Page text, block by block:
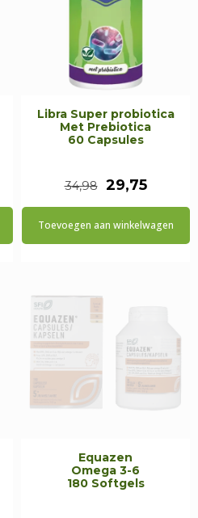
Libra Super probiotica
Met Prebiotica
60 Capsules
34,98
prijs
29,75
prijs
is:
Toevoegen aan winkelwagen
Equazen
Omega 3-6
180 Softgels